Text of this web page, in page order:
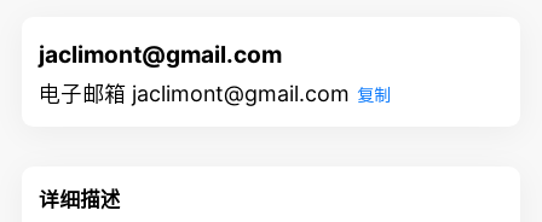
jaclimont@gmail.com
电子邮箱 jaclimont@gmail.com 复制
详细描述